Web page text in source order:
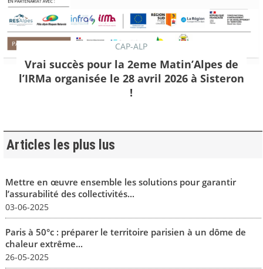
CAP-ALP
Vrai succès pour la 2eme Matin’Alpes de
l’IRMa organisée le 28 avril 2026 à Sisteron
!
Articles les plus lus
Mettre en œuvre ensemble les solutions pour garantir
l’assurabilité des collectivités...
03-06-2025
Paris à 50°c : préparer le territoire parisien à un dôme de
chaleur extrême...
26-05-2025